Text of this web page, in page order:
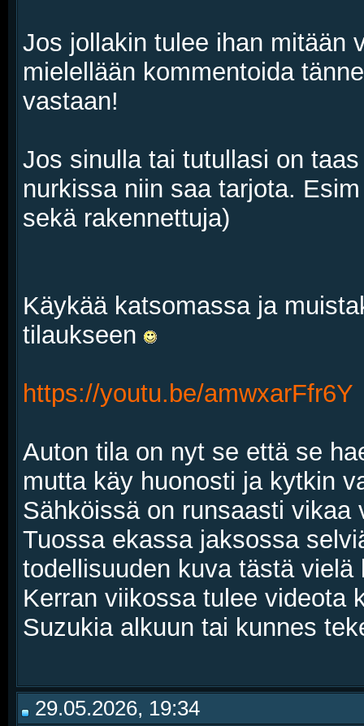
Jos jollakin tulee ihan mitään
mielellään kommentoida
vastaan!
Jos sinulla tai tutullasi on
nurkissa niin saa tarjota.
sekä rakennettuja)
Käykää katsomassa ja
tilaukseen
https://youtu.be/amwxarFfr6Y
Auton tila on nyt se että se
mutta käy huonosti ja kytkin
Sähköissä on runsaasti vikaa
Tuossa ekassa jaksossa
todellisuuden kuva tästä vielä
Kerran viikossa tulee videota
Suzukia alkuun tai kunnes
29.05.2026, 19:34